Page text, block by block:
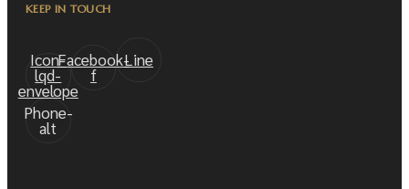
KEEP IN TOUCH
Icon-
lqd-
envelope
Facebook-
f
Line
Phone-
alt